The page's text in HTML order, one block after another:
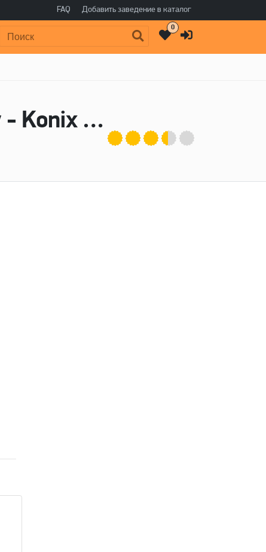
FAQ Добавить заведение в каталог
Поиск: 0
Пиво Sample Set Banana & Strawberry - Konix Brewery